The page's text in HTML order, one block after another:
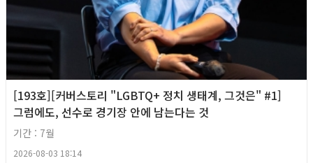
[193호][커버스토리 "LGBTQ+ 정치 생태계, 그것은" #1]
그럼에도, 선수로 경기장 안에 남는다는 것
기간 : 7월
2026-08-03 18:14